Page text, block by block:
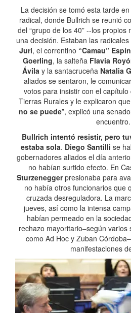
La decisión se tomó esta tarde
radical, donde Bullrich se reunió
del “grupo de los 40” --los
una decisión. Estaban las radicales
Juri, el correntino “Camau”
Goerling, la salteña Flavia
Ávilay la santacruceñaNatalia
aliados se sentaron, le
votos para insistir con el
Tierras Rurales y le explicaron
no se puede”, explicó una
encuentro.
Bullrich intentó resistir, pero
estaba sola. Diego Santilli se
gobernadores aliados el día
no habían surtido efecto. En
Sturzeneggerpresionaba para
no había otros funcionarios que
cruzada desreguladora. La
jueves, así como la intensa
habían permeado en la
rechazo mayoritario–según varios
como Ad Hoc y Zuban
manifestaciones